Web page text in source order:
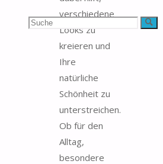
Suchen Suche
verschiedene
Looks zu
kreieren und
Ihre
natürliche
Schönheit zu
unterstreichen.
Ob für den
Alltag,
besondere